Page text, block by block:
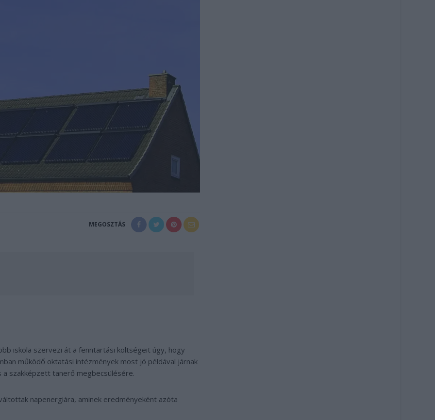
MEGOSZTÁS
iskola szervezi át a fenntartási költségeit úgy, hogy
működő oktatási intézmények most jó példával járnak
szakképzett tanerő megbecsülésére.
napenergiára, aminek eredményeként azóta